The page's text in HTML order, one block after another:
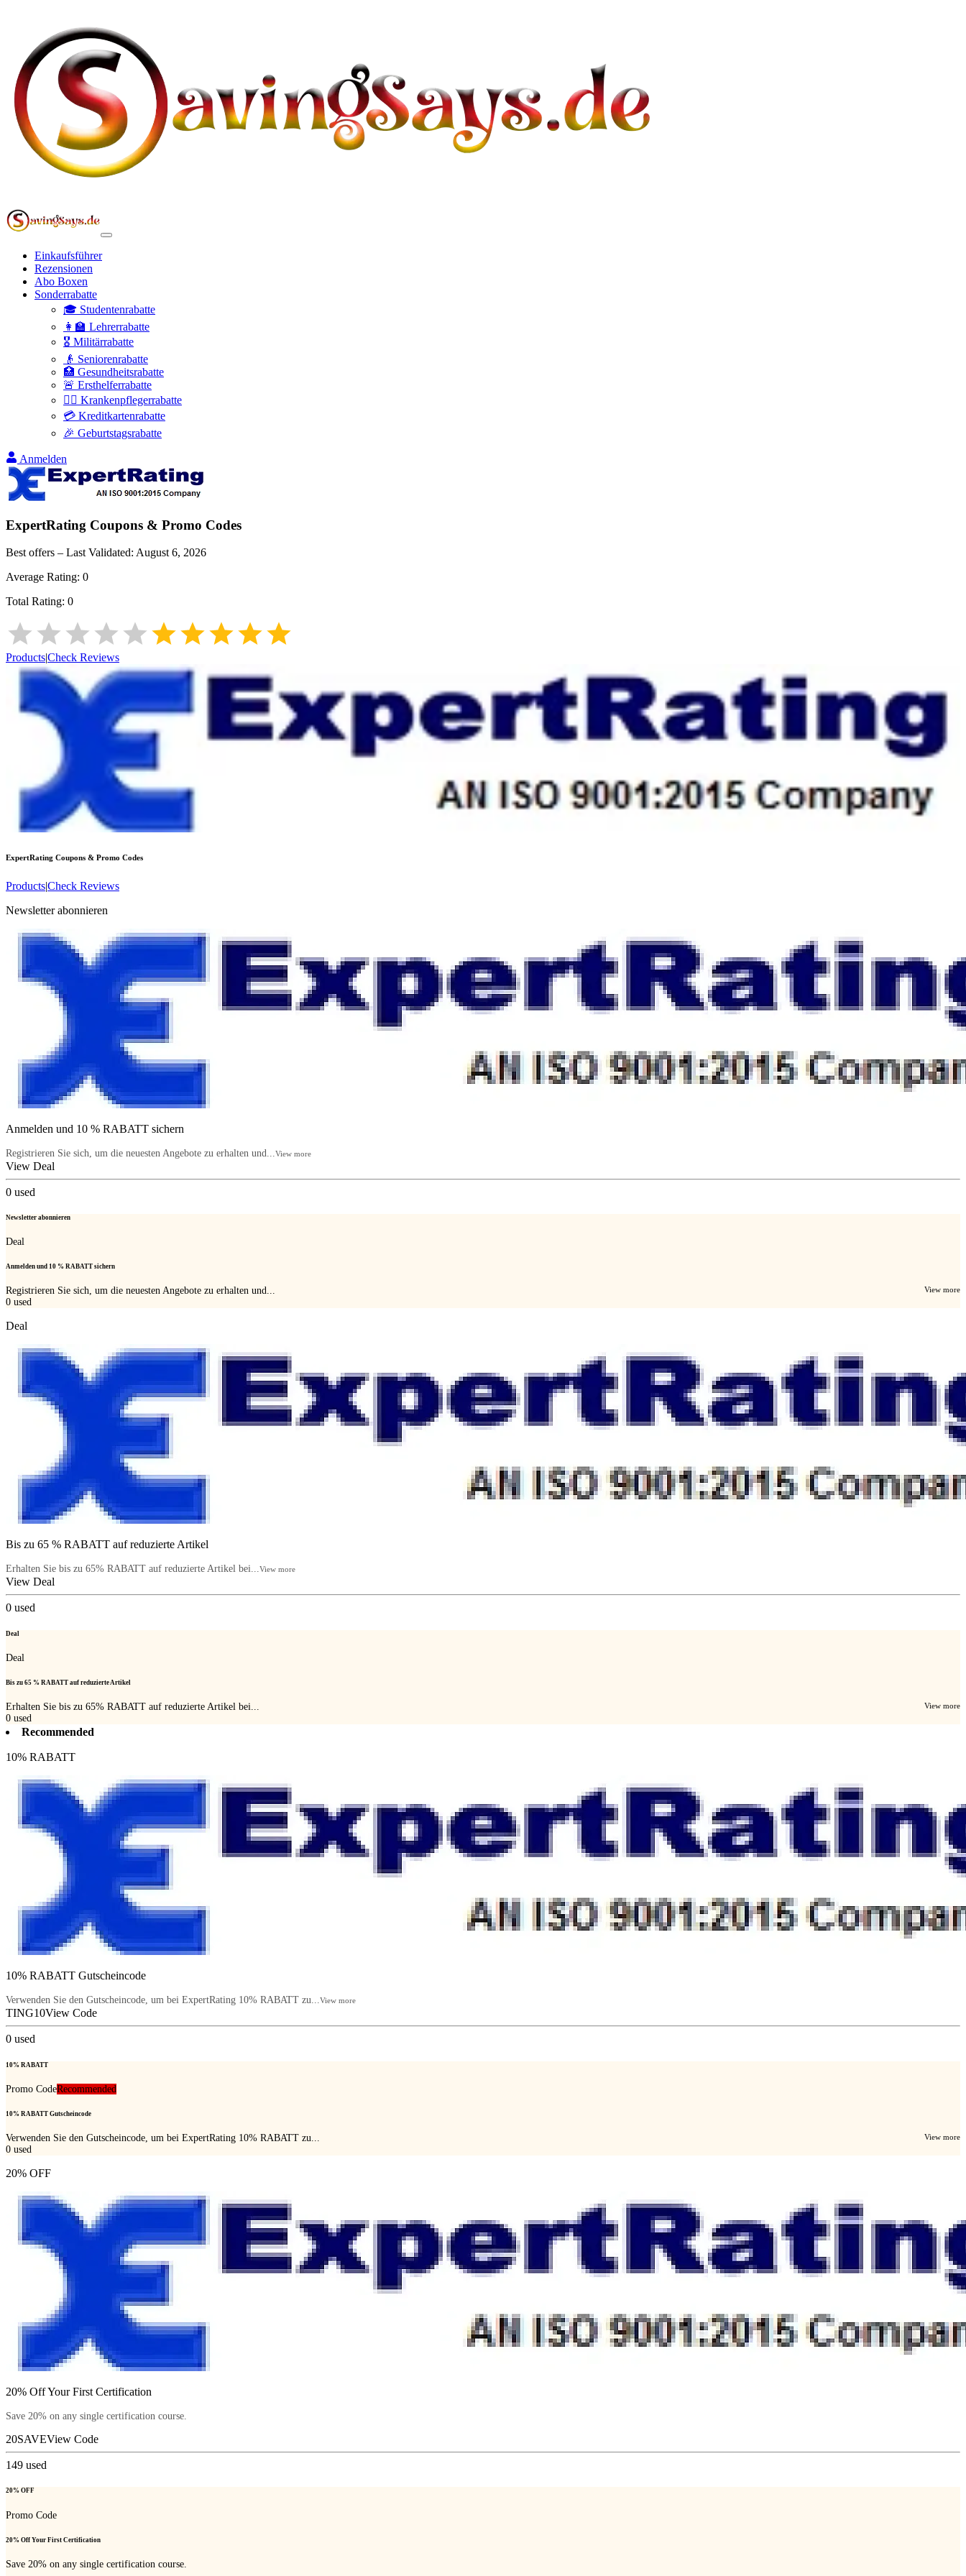
Einkaufsführer
Rezensionen
Abo Boxen
Sonderrabatte
🎓 Studentenrabatte
👩‍🏫 Lehrerrabatte
🎖️ Militärrabatte
👴 Seniorenrabatte
🏥 Gesundheitsrabatte
🚨 Ersthelferrabatte
👩‍⚕️ Krankenpflegerrabatte
💳 Kreditkartenrabatte
🎉 Geburtstagsrabatte
Anmelden
ExpertRating Coupons & Promo Codes
Best offers – Last Validated: August 6, 2026
Average Rating: 0
Total Rating: 0
Products|Check Reviews
ExpertRating Coupons & Promo Codes
Products|Check Reviews
Newsletter abonnieren
Anmelden und 10 % RABATT sichern
Registrieren Sie sich, um die neuesten Angebote zu erhalten und... View more
View Deal
0 used
Newsletter abonnieren
Deal
Anmelden und 10 % RABATT sichern
Registrieren Sie sich, um die neuesten Angebote zu erhalten und... View more
0 used
Deal
Bis zu 65 % RABATT auf reduzierte Artikel
Erhalten Sie bis zu 65% RABATT auf reduzierte Artikel bei...View more
View Deal
0 used
Deal
Deal
Bis zu 65 % RABATT auf reduzierte Artikel
Erhalten Sie bis zu 65% RABATT auf reduzierte Artikel bei... View more
0 used
Recommended
10% RABATT
10% RABATT Gutscheincode
Verwenden Sie den Gutscheincode, um bei ExpertRating 10% RABATT zu...View more
TING10View Code
0 used
10% RABATT
Promo CodeRecommended
10% RABATT Gutscheincode
Verwenden Sie den Gutscheincode, um bei ExpertRating 10% RABATT zu... View more
0 used
20% OFF
20% Off Your First Certification
Save 20% on any single certification course.
20SAVEView Code
149 used
20% OFF
Promo Code
20% Off Your First Certification
Save 20% on any single certification course.